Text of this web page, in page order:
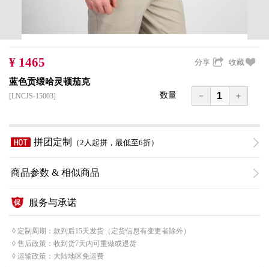
¥ 1465 分享 收藏
蓝色贡缎哈灵顿茄克
[LNCJS-15003] 数量 － ＋
拼团定制 （2人起拼，最低至6折）
商品参数 & 相似商品
服务与承诺
◊ 定制周期：款到后15天发货（定货信息有变更者除外）
◊ 售后政策：收到货7天内可重做或退货
◊ 运输政策：大陆地区免运费